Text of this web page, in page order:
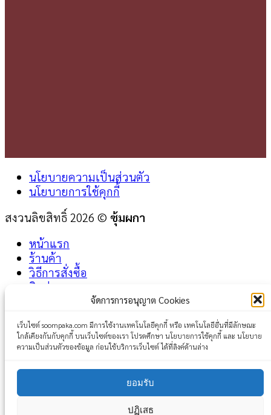
จัดการการอนุญาต Cookies
เว็บไซต์ soompaka.com มีการใช้งานเทคโนโลยีคุกกี้ หรือ เทคโนโลยีอื่นที่มีลักษณะ
ใกล้เคียงกันกับคุกกี้ บนเว็บไซต์ของเรา โปรดศึกษา นโยบายการใช้คุกกี้ และ นโยบาย
ความเป็นส่วนตัวของข้อมูล ก่อนใช้บริการเว็บไซต์ ได้ที่ลิงค์ด้านล่าง
ยอมรับ
ปฏิเสธ
นโยบายความเป็นส่วนตัว
นโยบายการใช้คุกกี้
สงวนลิขสิทธิ์ 2026 © ซุ้มผกา
หน้าแรก
ร้านค้า
วิธีการสั่งซื้อ
ติดต่อเรา
Login
Username or email address*
Password*
Remember me